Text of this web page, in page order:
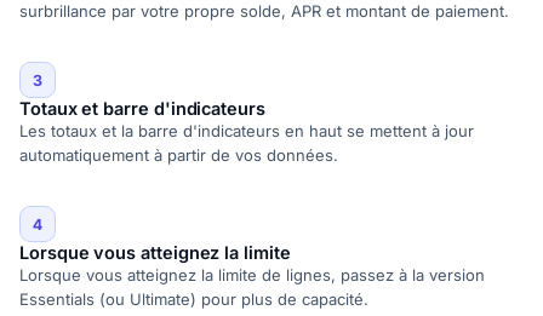
surbrillance par votre propre solde, APR et montant de paiement.
3
Totaux et barre d'indicateurs
Les totaux et la barre d'indicateurs en haut se mettent à jour
automatiquement à partir de vos données.
4
Lorsque vous atteignez la limite
Lorsque vous atteignez la limite de lignes, passez à la version
Essentials (ou Ultimate) pour plus de capacité.